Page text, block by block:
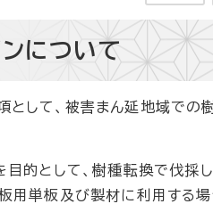
について
して、被害まん延地域での
目的として、樹種転換で伐採
用単板及び製材に利用する